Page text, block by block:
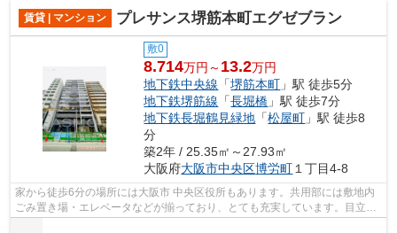
賃貸 | マンション プレサンス堺筋本町エグゼブラン
敷0
8.714万円～ 13.2万円
地下鉄中央線 「堺筋本町 」駅 徒歩5分
地下鉄堺筋線 「長堀橋 」駅 徒歩7分
地下鉄長堀鶴見緑地 「松屋町 」駅 徒歩8
分
築2年 / 25.35㎡～27.93㎡
大阪府大阪市中央区博労町 １丁目4-8
家から徒歩6分の場所には大阪市 中央区役所もあります。共用部には敷地内
ごみ置き場・エレベータなどが揃っており、とても充実しています。目立つ
外観と洗練された設計の内装を持つデ...